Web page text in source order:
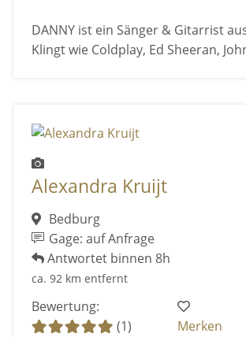
DANNY ist ein Sänger & Gitarrist
Klingt wie Coldplay, Ed Sheeran,
Alexandra Kruijt
Bedburg
Gage: auf Anfrage
Antwortet binnen 8h
ca. 92 km entfernt
Bewertung:
(1)
Merken